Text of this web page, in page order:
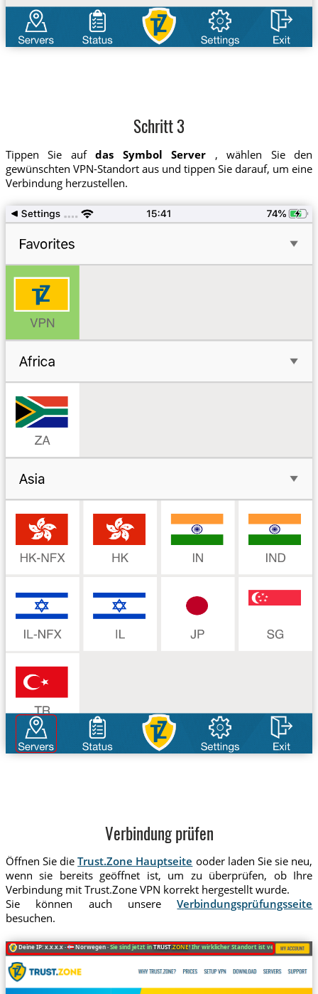
Schritt 3
Tippen Sie aufdas Symbol Server , wählen Sie den
gewünschten VPN-Standort aus und tippen Sie darauf, um eine
Verbindung herzustellen.
Verbindung prüfen
Öffnen Sie dieTrust.Zone Hauptseite ooder laden Sie sie neu,
wenn sie bereits geöffnet ist, um zu überprüfen, ob Ihre
Verbindung mit Trust.Zone VPN korrekt hergestellt wurde.
Sie können auch unsereVerbindungsprüfungsseite
besuchen.
Deine IP: x.x.x.x · Norwegen ·Sie sind jetzt inTRUST.ZONE! Ihr wirklicher Standort ist versteckt!